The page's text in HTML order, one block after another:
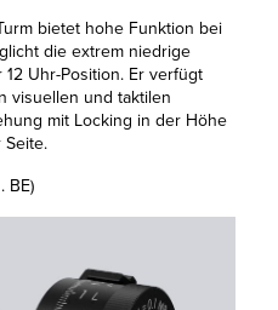
bietet hohe Funktion bei
die extrem niedrige
Uhr-Position. Er verfügt
visuellen und taktilen
mit Locking in der Höhe
BE)